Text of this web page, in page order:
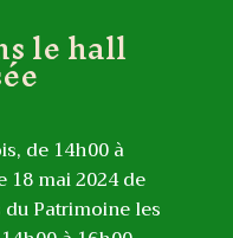
le hall
de 14h00 à
18 mai 2024 de
Patrimoine les